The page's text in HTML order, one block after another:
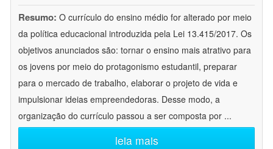
Resumo: O currículo do ensino médio for alterado por meio
da política educacional introduzida pela Lei 13.415/2017. Os
objetivos anunciados são: tornar o ensino mais atrativo para
os jovens por meio do protagonismo estudantil, preparar
para o mercado de trabalho, elaborar o projeto de vida e
impulsionar ideias empreendedoras. Desse modo, a
organização do currículo passou a ser composta por ...
leia mais